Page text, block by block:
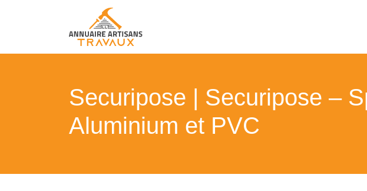
Securipose | Securipose –
Aluminium et PVC